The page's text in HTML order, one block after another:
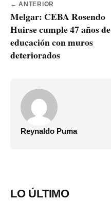
← ANTERIOR
Melgar: CEBA Rosendo
Huirse cumple 47 años de
educación con muros
deteriorados
Reynaldo Puma
LO ÚLTIMO